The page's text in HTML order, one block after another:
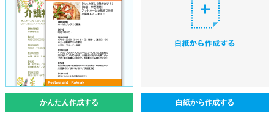
かんたん作成する 白紙から作成する